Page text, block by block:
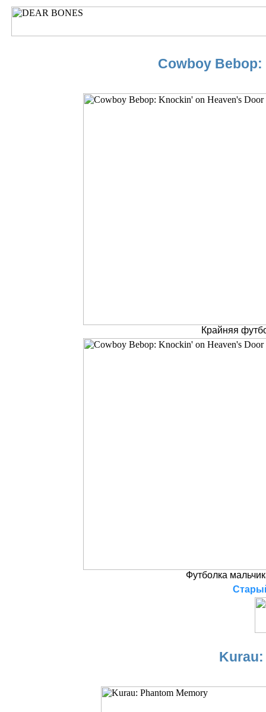
Cowboy
Крайняя
Футболка